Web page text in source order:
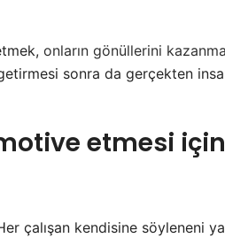
onların gönüllerini
sonra da gerçekten
etmesi
çalışan kendisine söyleneni